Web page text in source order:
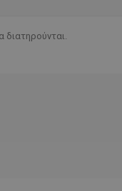
διατηρούνται.